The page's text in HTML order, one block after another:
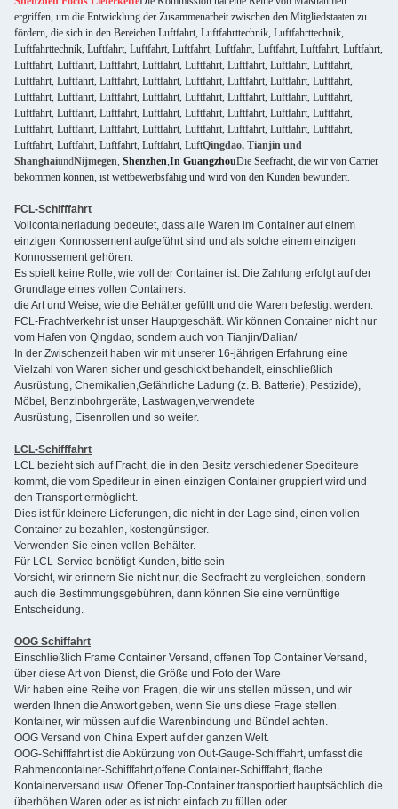
ergriffen, um die Entwicklung der Zusammenarbeit zwischen den Mitgliedstaaten zu
fördern, die sich in den Bereichen Luftfahrt, Luftfahrttechnik, Luftfahrttechnik,
Luftfahrttechnik, Luftfahrt, Luftfahrt, Luftfahrt, Luftfahrt, Luftfahrt, Luftfahrt, Luftfahrt,
Luftfahrt, Luftfahrt, Luftfahrt, Luftfahrt, Luftfahrt, Luftfahrt, Luftfahrt, Luftfahrt,
Luftfahrt, Luftfahrt, Luftfahrt, Luftfahrt, Luftfahrt, Luftfahrt, Luftfahrt, Luftfahrt,
Luftfahrt, Luftfahrt, Luftfahrt, Luftfahrt, Luftfahrt, Luftfahrt, Luftfahrt, Luftfahrt,
Luftfahrt, Luftfahrt, Luftfahrt, Luftfahrt, Luftfahrt, Luftfahrt, Luftfahrt, Luftfahrt,
Luftfahrt, Luftfahrt, Luftfahrt, Luftfahrt, Luftfahrt, Luftfahrt, Luftfahrt, Luftfahrt,
Luftfahrt, Luftfahrt, Luftfahrt, Luftfahrt, LuftQingdao, Tianjin und
ShanghaiundNijmegen, Shenzhen,In GuangzhouDie Seefracht, die wir von Carrier
bekommen können, ist wettbewerbsfähig und wird von den Kunden bewundert.
FCL-Schifffahrt
Vollcontainerladung bedeutet, dass alle Waren im Container auf einem
einzigen Konnossement aufgeführt sind und als solche einem einzigen
Konnossement gehören.
Es spielt keine Rolle, wie voll der Container ist. Die Zahlung erfolgt auf der
Grundlage eines vollen Containers.
die Art und Weise, wie die Behälter gefüllt und die Waren befestigt werden.
FCL-Frachtverkehr ist unser Hauptgeschäft. Wir können Container nicht nur
vom Hafen von Qingdao, sondern auch von Tianjin/Dalian/
In der Zwischenzeit haben wir mit unserer 16-jährigen Erfahrung eine
Vielzahl von Waren sicher und geschickt behandelt, einschließlich
Ausrüstung, Chemikalien,Gefährliche Ladung (z. B. Batterie), Pestizide),
Möbel, Benzinbohrgeräte, Lastwagen,verwendete
Ausrüstung, Eisenrollen und so weiter.
LCL-Schifffahrt
LCL bezieht sich auf Fracht, die in den Besitz verschiedener Spediteure
kommt, die vom Spediteur in einen einzigen Container gruppiert wird und
den Transport ermöglicht.
Dies ist für kleinere Lieferungen, die nicht in der Lage sind, einen vollen
Container zu bezahlen, kostengünstiger.
Verwenden Sie einen vollen Behälter.
Für LCL-Service benötigt Kunden, bitte sein
Vorsicht, wir erinnern Sie nicht nur, die Seefracht zu vergleichen, sondern
auch die Bestimmungsgebühren, dann können Sie eine vernünftige
Entscheidung.
OOG Schiffahrt
Einschließlich Frame Container Versand, offenen Top Container Versand,
über diese Art von Dienst, die Größe und Foto der Ware
Wir haben eine Reihe von Fragen, die wir uns stellen müssen, und wir
werden Ihnen die Antwort geben, wenn Sie uns diese Frage stellen.
Kontainer, wir müssen auf die Warenbindung und Bündel achten.
OOG Versand von China Expert auf der ganzen Welt.
OOG-Schifffahrt ist die Abkürzung von Out-Gauge-Schifffahrt, umfasst die
Rahmencontainer-Schifffahrt,offene Container-Schifffahrt, flache
Kontainerversand usw. Offener Top-Container transportiert hauptsächlich die
überhöhen Waren oder es ist nicht einfach zu füllen oder